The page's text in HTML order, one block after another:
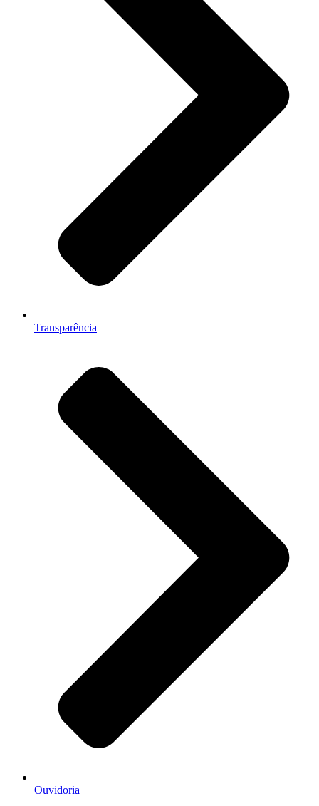
Transparência
Ouvidoria